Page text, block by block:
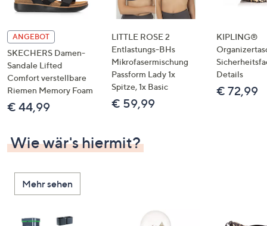
ANGEBOT
SKECHERS Damen-
Sandale Lifted
Comfort verstellbare
Riemen Memory Foam
€ 44,99
LITTLE ROSE 2
Entlastungs-BHs
Mikrofasermischung
Passform Lady 1x
Spitze, 1x Basic
€ 59,99
KIPLING®
Details
€ 72,99
Wie wär's hiermit?
Mehr sehen